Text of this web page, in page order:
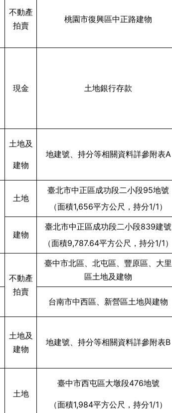
不動產
拍賣
桃園市復興區中正路建物
現金 土地銀行存款
土地及
建物
地建號、持分等相關資料詳參附表A
土地
臺北市中正區成功段二小段95地號
（面積1,656平方公尺，持分1/1）
建物
臺北市中正區成功段二小段839建號
（面積9,787.64平方公尺，持分1/1）
不動產
拍賣
臺中市北區、北屯區、豐原區、大里
區土地及建物
台南市中西區、新營區土地與建物
土地及
建物
地建號、持分等相關資料詳參附表B
土地
臺中市西屯區大墩段476地號
（面積1,984平方公尺，持分1/1）